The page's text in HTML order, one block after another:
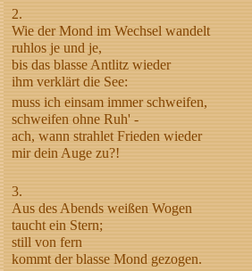
2.
Wie der Mond im Wechsel wandelt
ruhlos je und je,
bis das blasse Antlitz wieder
ihm verklärt die See:
muss ich einsam immer schweifen,
schweifen ohne Ruh' -
ach, wann strahlet Frieden wieder
mir dein Auge zu?!
3.
Aus des Abends weißen Wogen
taucht ein Stern;
still von fern
kommt der blasse Mond gezogen.